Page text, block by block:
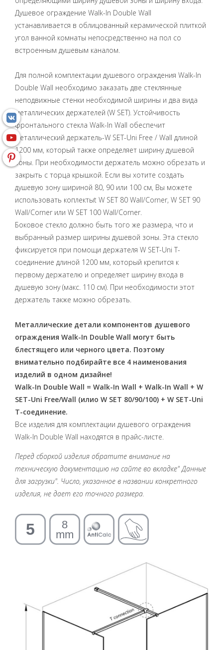
Душевое ограждение Walk-In Double Wall
устанавливается в облицованный керамической плиткой
угол ванной комнаты непосредственно на пол со
встроенным душевым каналом.
Для полной комплектации душевого ограждения Walk-In
Double Wall необходимо заказать две стеклянные
неподвижные стенки необходимой ширины и два вида
металлических держателей (W SET). Устойчивость
фронтального стекла Walk-In Wall обеспечит
металлический держатель-W SET-Uni Free / Wall длиной
1200 мм, который также определяет ширину душевой
зоны. При необходимости держатель можно обрезать и
закрыть с торца крышкой. Если вы хотите создать
душевую зону шириной 80, 90 или 100 см, Вы можете
использовать коплектыt W SET 80 Wall/Corner, W SET 90
Wall/Corner или W SET 100 Wall/Corner.
Боковое стекло должно быть того же размера, что и
выбранный размер ширины душевой зоны. Эта стекло
фиксируется при помощи держателя W SET-Uni T-
соединение длиной 1200 мм, который крепится к
первому держателю и определяет ширину входа в
душевую зону (макс. 110 см). При необходимости этот
держатель также можно обрезать.
Металлические детали компонентов душевого
ограждения Walk-In Double Wall могут быть
блестящего или черного цвета. Поэтому
внимательно подбирайте все 4 наименования
изделий в одном дизайне!
Walk-In Double Wall = Walk-In Wall + Walk-In Wall + W
SET-Uni Free/Wall (илиo W SET 80/90/100) + W SET-Uni
T-соединение.
Все изделия для комплектации душевого ограждения
Walk-In Double Wall находятся в прайс-листе.
Перед сборкой изделия обратите внимание на
техническую документацию на сайте во вкладке" Данные
для загрузки". Число, указанное в названии конкретного
изделия, не дает его точного размера.